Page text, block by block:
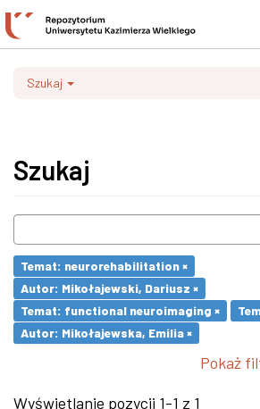
Szukaj
Szukaj
Temat: neurorehabilitation ×
Autor: Mikołajewski, Dariusz ×
Temat: functional neuroimaging ×
Autor: Mikołajewska, Emilia ×
Pokaż
Wyświetlanie pozycji 1-1 z 1